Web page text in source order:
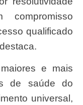
qualificado
de saúde do
universal,